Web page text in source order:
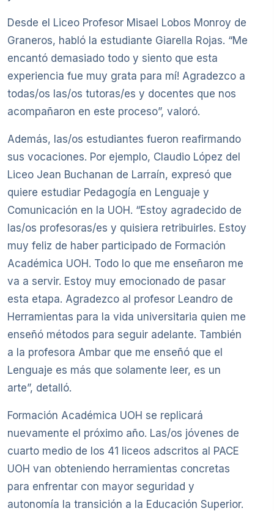
Desde el Liceo Profesor Misael Lobos Monroy de
Graneros, habló la estudiante Giarella Rojas. “Me
encantó demasiado todo y siento que esta
experiencia fue muy grata para mí! Agradezco a
todas/os las/os tutoras/es y docentes que nos
acompañaron en este proceso”, valoró.
Además, las/os estudiantes fueron reafirmando
sus vocaciones. Por ejemplo, Claudio López del
Liceo Jean Buchanan de Larraín, expresó que
quiere estudiar Pedagogía en Lenguaje y
Comunicación en la UOH. “Estoy agradecido de
las/os profesoras/es y quisiera retribuirles. Estoy
muy feliz de haber participado de Formación
Académica UOH. Todo lo que me enseñaron me
va a servir. Estoy muy emocionado de pasar
esta etapa. Agradezco al profesor Leandro de
Herramientas para la vida universitaria quien me
enseñó métodos para seguir adelante. También
a la profesora Ambar que me enseñó que el
Lenguaje es más que solamente leer, es un
arte”, detalló.
Formación Académica UOH se replicará
nuevamente el próximo año. Las/os jóvenes de
cuarto medio de los 41 liceos adscritos al PACE
UOH van obteniendo herramientas concretas
para enfrentar con mayor seguridad y
autonomía la transición a la Educación Superior.